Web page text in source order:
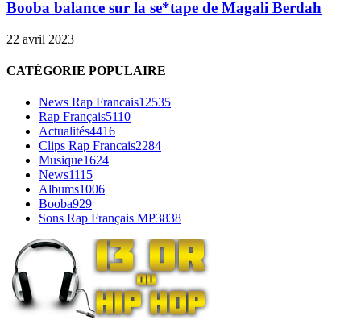
Booba balance sur la se*tape de Magali Berdah
22 avril 2023
CATÉGORIE POPULAIRE
News Rap Francais12535
Rap Français5110
Actualités4416
Clips Rap Francais2284
Musique1624
News1115
Albums1006
Booba929
Sons Rap Français MP3838